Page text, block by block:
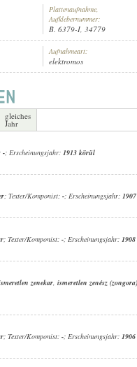
Plattenaufnahme,
Aufklebernummer:
B. 6379-I, 34779
Aufnahmeart:
elektromos
gleiches
Jahr
-; Erscheinungsjahr: 1913 körül
; Texter/Komponist: -; Erscheinungsjahr:
; Texter/Komponist: -; Erscheinungsjahr:
zenekar, ismeretlen zenész (zongora)
; Texter/Komponist: -; Erscheinungsjahr: